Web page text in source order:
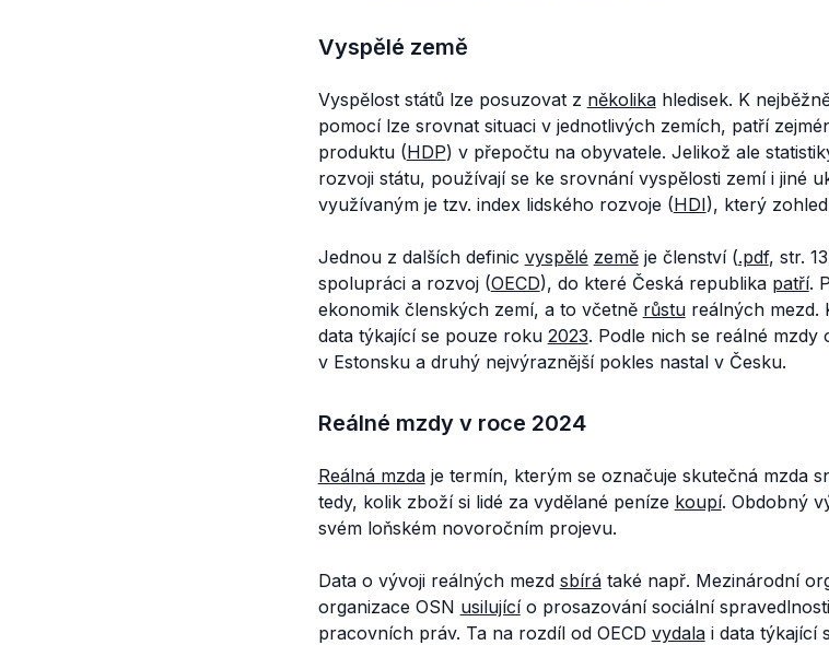
Vyspělé země
Vyspělost států lze posuzovat z několikahledisek. K
pomocí lze srovnat situaci v jednotlivých zemích, patří
produktu (HDP) v přepočtu na obyvatele. Jelikož ale
rozvoji státu, používají se ke srovnání vyspělosti zemí i jiné
využívaným je tzv. index lidského rozvoje (HDI), který
Jednou z dalších definic vyspělé zeměje členství (.pdf, str.
spolupráci a rozvoj (OECD), do které Česká republika patří.
ekonomik členských zemí, a to včetně růstureálných mezd.
data týkající se pouze roku 2023. Podle nich se reálné mzdy
v Estonsku a druhý nejvýraznější pokles nastal v Česku.
Reálné mzdy v roce 2024
Reálná mzdaje termín, kterým se označuje skutečná mzda
tedy, kolik zboží si lidé za vydělané peníze koupí. Obdobný
svém loňském novoročním projevu.
Data o vývoji reálných mezd sbírátaké např. Mezinárodní
organizace OSN usilujícío prosazování sociální
pracovních práv. Ta na rozdíl od OECD vydalai data týkající